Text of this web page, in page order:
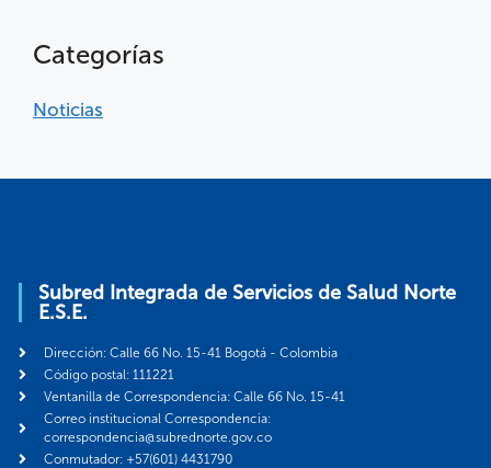
Categorías
Noticias
Subred Integrada de Servicios de Salud Norte
E.S.E.
Dirección: Calle 66 No. 15-41 Bogotá - Colombia
Código postal: 111221
Ventanilla de Correspondencia: Calle 66 No. 15-41
Correo institucional Correspondencia:
correspondencia@subrednorte.gov.co
Conmutador: +57(601) 4431790